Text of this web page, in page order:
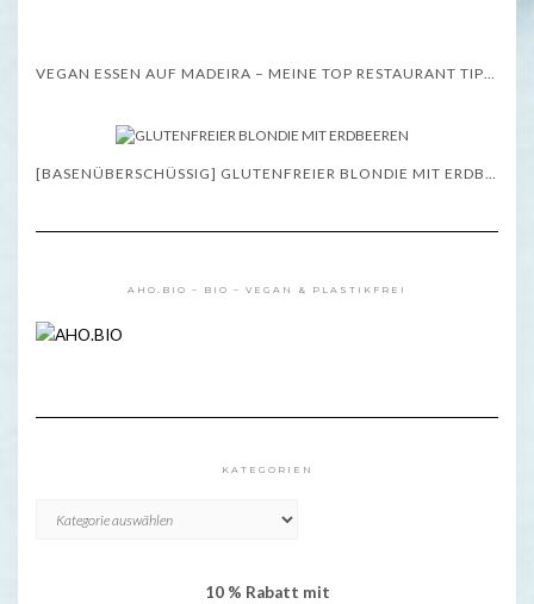
AHO.BIO – BIO – VEGAN & PLASTIKFREI
KATEGORIEN
10 % Rabatt mit